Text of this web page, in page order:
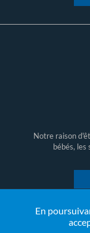
En
Notre raison
bébés, les